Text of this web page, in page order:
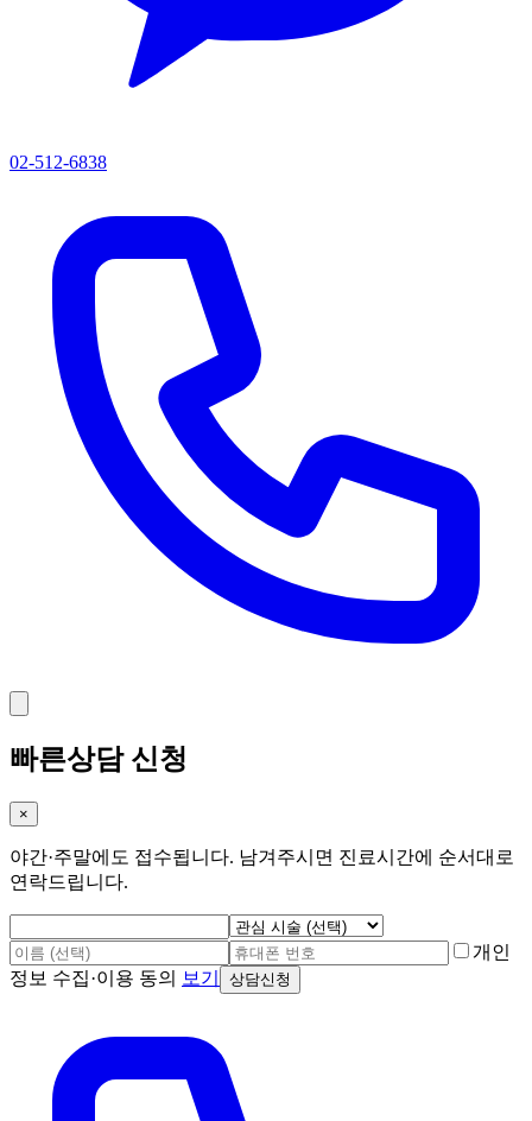
02-512-6838
빠른상담 신청
×
야간·주말에도 접수됩니다. 남겨주시면 진료시간에 순서대로
연락드립니다.
개인
정보 수집·이용 동의
보기 상담신청